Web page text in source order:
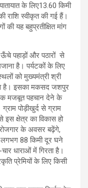
के लिए13.60 किमी
राशि स्वीकृत की गई हैं।
की यह बहुप्रतीक्षित मांग
पहाड़ों और पठारों से
है। पर्यटकों के लिए
को मुख्यमंत्री श्री
है। इसका मकसद जशपुर
एक मजबूत पहचान देने के
पोड़ीखुर्द से ग्राम
क्षेत्र का विकास हो
के अवसर बढ़ेंगे,
88 किमी दूर घने
धाराओं में गिरता है।
प्रेमियों के लिए किसी